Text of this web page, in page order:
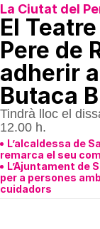
La Ciutat del
El
Pere de
adherir
Butaca
Tindrà lloc el
12.00 h.
L’alcaldessa de
remarca el seu
L’Ajuntament de
per a persones
cuidadors